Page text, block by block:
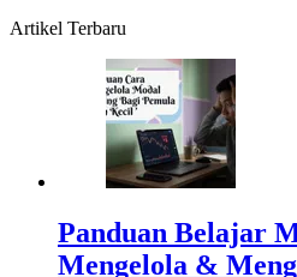
Artikel Terbaru
Panduan Belajar
Mengelola &